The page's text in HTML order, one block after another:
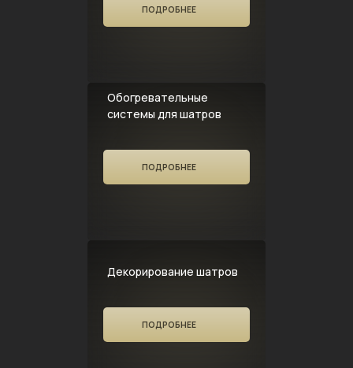
ПОДРОБНЕЕ
Обогревательные
системы для шатров
ПОДРОБНЕЕ
Декорирование шатров
ПОДРОБНЕЕ